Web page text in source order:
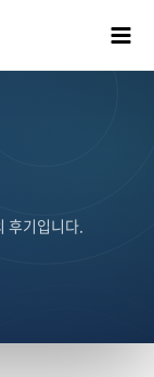
후기입니다.